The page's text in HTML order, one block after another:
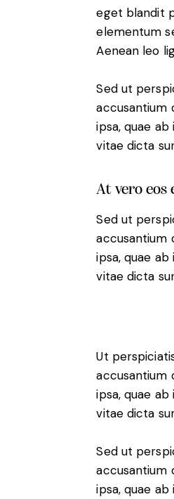
eget blandit
elementum
Aenean leo
Sed ut
accusantium
ipsa, quae
vitae dicta
At vero eos
Sed ut
accusantium
ipsa, quae
vitae dicta
Ut
accusantium
ipsa, quae
vitae dicta
Sed ut
accusantium
ipsa, quae